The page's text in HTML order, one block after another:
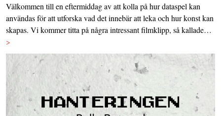
Välkommen till en eftermiddag av att kolla på hur dataspel kan
användas för att utforska vad det innebär att leka och hur konst kan
skapas. Vi kommer titta på några intressant filmklipp, så kallade…
>